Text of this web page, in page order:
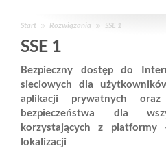
Start Rozwiązania SSE 1
SSE 1
Bezpieczny dostęp do
sieciowych dla
aplikacji prywatnych
bezpieczeństwa dla
korzystających z
lokalizacji